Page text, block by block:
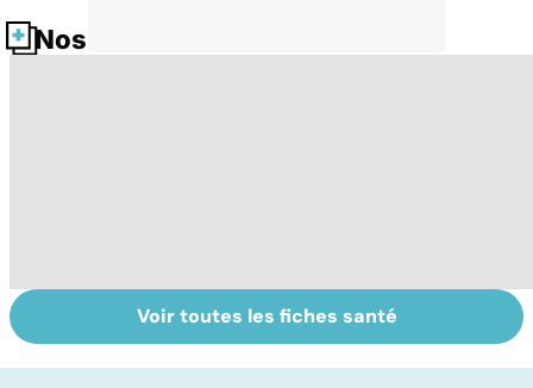
Nos fiches santé
Le lupus, une
maladie
Anémie :
symptômes,
Voir toutes les fiches santé